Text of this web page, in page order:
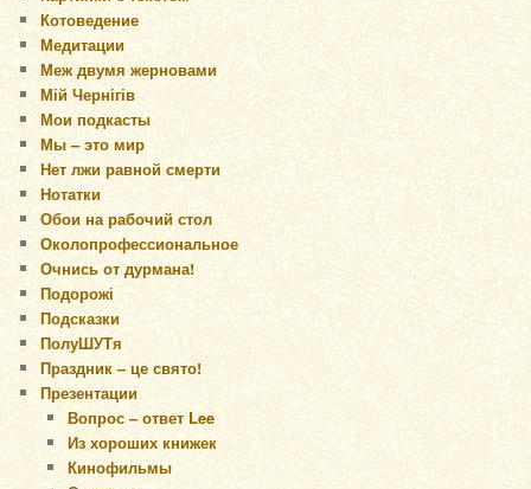
Котоведение
Медитации
Меж двумя жерновами
Мій Чернігів
Мои подкасты
Мы – это мир
Нет лжи равной смерти
Нотатки
Обои на рабочий стол
Околопрофессиональное
Очнись от дурмана!
Подорожі
Подсказки
ПолуШУТя
Праздник – це свято!
Презентации
Вопрос – ответ Lee
Из хороших книжек
Кинофильмы